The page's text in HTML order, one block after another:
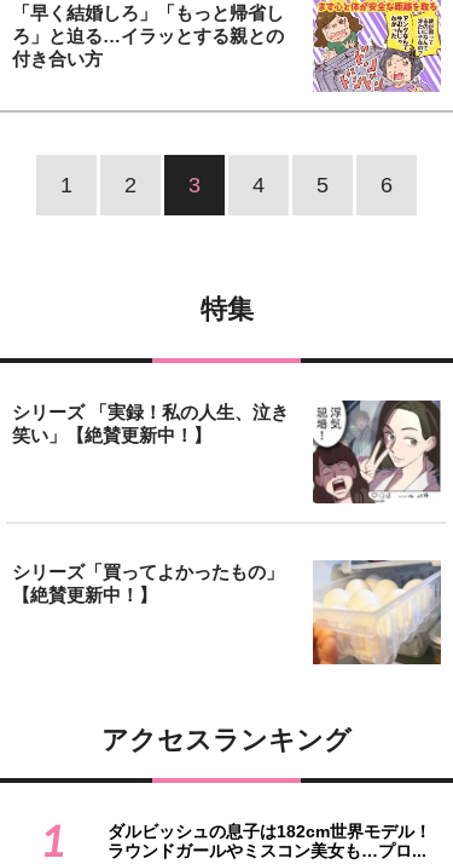
「早く結婚しろ」「もっと帰省し
ろ」と迫る…イラッとする親との
付き合い方
1 2 3 4 5 6
特集
シリーズ 「実録！私の人生、泣き
笑い」【絶賛更新中！】
シリーズ「買ってよかったもの」
【絶賛更新中！】
アクセスランキング
1
ダルビッシュの息子は182cm世界モデル！
ラウンドガールやミスコン美女も…プロ...